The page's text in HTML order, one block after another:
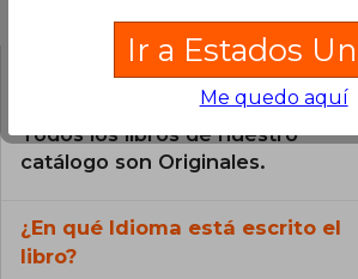
¿El libro es original?
Todos los libros de nuestro
catálogo son Originales.
¿En qué Idioma está escrito el
libro?
Ir a Estados
Me quedo aquí